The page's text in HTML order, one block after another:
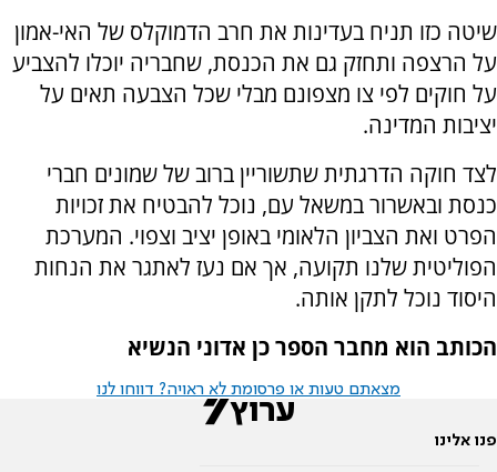
שיטה כזו תניח בעדינות את חרב הדמוקלס של האי-אמון
על הרצפה ותחזק גם את הכנסת, שחבריה יוכלו להצביע
על חוקים לפי צו מצפונם מבלי שכל הצבעה תאים על
יציבות המדינה.
לצד חוקה הדרגתית שתשוריין ברוב של שמונים חברי
כנסת ובאשרור במשאל עם, נוכל להבטיח את זכויות
הפרט ואת הצביון הלאומי באופן יציב וצפוי. המערכת
הפוליטית שלנו תקועה, אך אם נעז לאתגר את הנחות
היסוד נוכל לתקן אותה.
הכותב הוא מחבר הספר כן אדוני הנשיא
מצאתם טעות או פרסומת לא ראויה? דווחו לנו
פנו אלינו